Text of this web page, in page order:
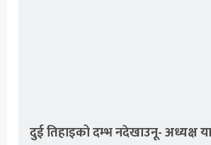
दुई तिहाइको दम्भ नदेखाउनू- अध्यक्ष